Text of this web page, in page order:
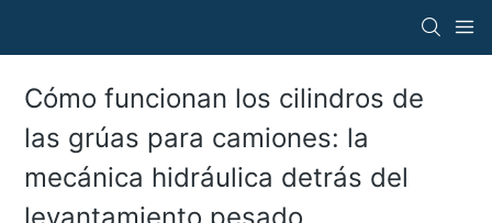
Cómo funcionan los cilindros de
las grúas para camiones: la
mecánica hidráulica detrás del